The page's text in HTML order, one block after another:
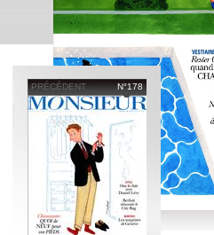
PRÉCÉDENT N°178